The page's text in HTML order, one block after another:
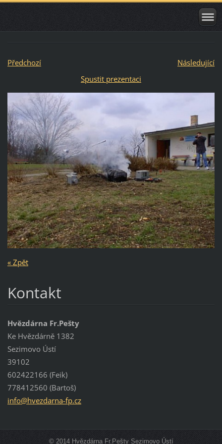
Předchozí
Následující
Spustit prezentaci
« Zpět
Kontakt
Hvězdárna Fr.Pešty
Ke Hvězdárně 1382
Sezimovo Ústí
39102
602422166 (Feik)
778412560 (Bartoš)
info@hvezdarna-fp.cz
© 2014 Hvězdárna Fr.Pešty Sezimovo Ústí